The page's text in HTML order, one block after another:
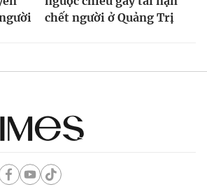
chết người ở Quảng Trị